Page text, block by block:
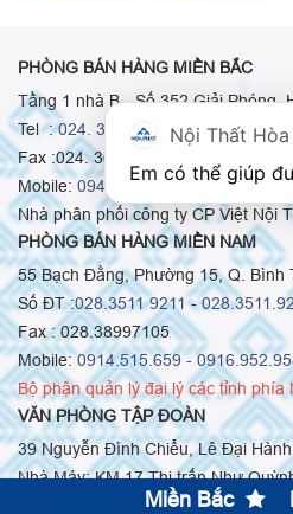
PHÒNG BÁN HÀNG MIỀN BẮC
Tầng 1 nhà B - Số 352 Giải Phóng,
Tel :024. 3665 8498-024. 3665
Fax :024. 3664.9379
Mobile: 0948.511.555-
Nhà phân phối công ty CP Việt Nội
PHÒNG BÁN HÀNG MIỀN NAM
55 Bạch Đằng, Phường 15, Q. Bình
Số ĐT :028.3511 9211-
Fax : 028.38997105
Mobile:0914.515.659 -
Bộ phận quản lý đại lý các tỉnh phía
VĂN PHÒNG TẬP ĐOÀN
39 Nguyễn Đình Chiểu, Lê Đại
Nhà Máy: KM 17 Thị trấn Như
Miền Bắc
Nội Thất Hòa